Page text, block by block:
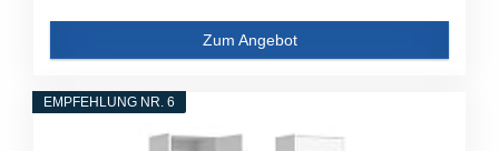
Zum Angebot
EMPFEHLUNG NR. 6